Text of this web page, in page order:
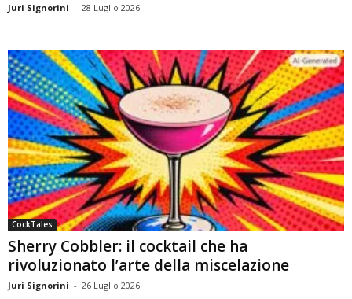
Juri Signorini - 28 Luglio 2026
CockTales
Sherry Cobbler: il cocktail che ha
rivoluzionato l’arte della miscelazione
Juri Signorini - 26 Luglio 2026